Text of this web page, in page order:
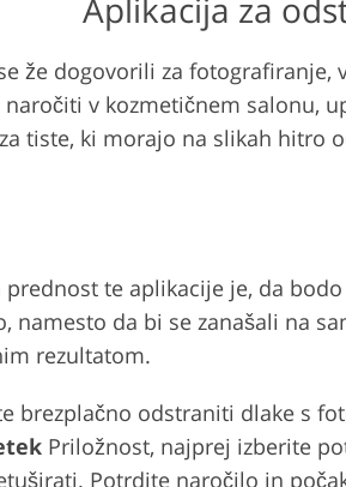
Aplikacija za
že dogovorili za
v kozmetičnem salonu,
tiste, ki morajo na slikah hitro
prednost te aplikacije je, da
namesto da bi se zanašali na
rezultatom.
brezplačno odstraniti dlake s
Priložnost, najprej izberite
Potrdite naročilo in